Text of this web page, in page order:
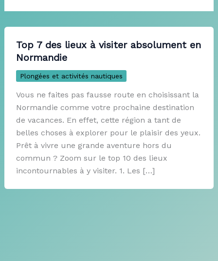
Top 7 des lieux à visiter absolument en
Normandie
Plongées et activités nautiques
Vous ne faites pas fausse route en choisissant la
Normandie comme votre prochaine destination
de vacances. En effet, cette région a tant de
belles choses à explorer pour le plaisir des yeux.
Prêt à vivre une grande aventure hors du
commun ? Zoom sur le top 10 des lieux
incontournables à y visiter. 1. Les […]